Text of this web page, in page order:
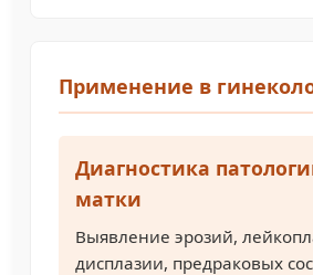
Применение в
Диагностика
матки
Выявление эрозий,
дисплазии, предраковых